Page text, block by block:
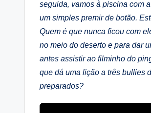
seguida, vamos à piscina com
um simples premir de botão.
Quem é que nunca ficou com
no meio do deserto e para dar
antes assistir ao filminho do
que dá uma lição a três bullies
preparados?